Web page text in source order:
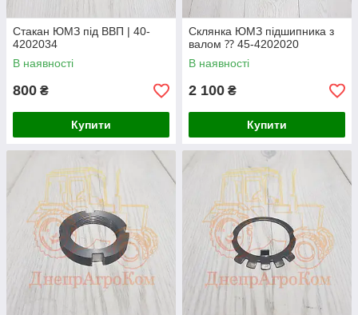
Стакан ЮМЗ під ВВП | 40-
4202034
В наявності
800 ₴
Купити
Склянка ЮМЗ підшипника з
валом ⁇ 45-4202020
В наявності
2 100 ₴
Купити